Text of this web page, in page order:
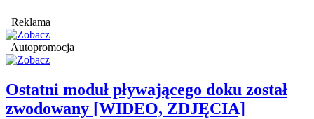
Reklama
Autopromocja
Ostatni moduł pływającego doku został
zwodowany [WIDEO, ZDJĘCIA]